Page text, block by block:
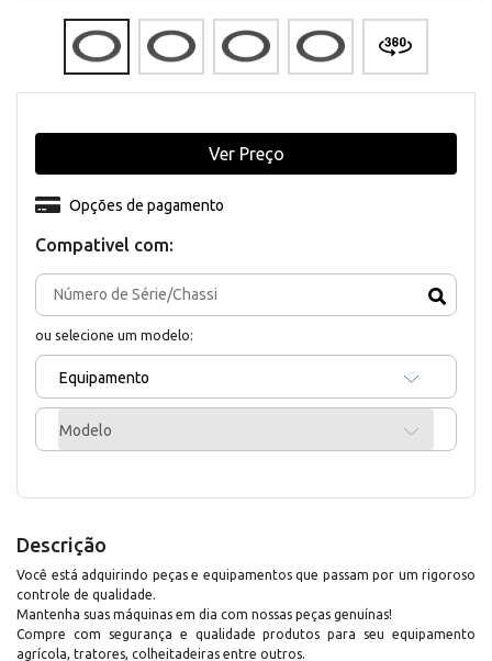
Compativel com:
ou selecione um modelo:
Equipamento
Modelo
Opções de pagamento
Ver Preço
Descrição
Você está adquirindo peças e equipamentos que passam por um rigoroso
controle de qualidade.
Mantenha suas máquinas em dia com nossas peças genuínas!
Compre com segurança e qualidade produtos para seu equipamento
agrícola, tratores, colheitadeiras entre outros.